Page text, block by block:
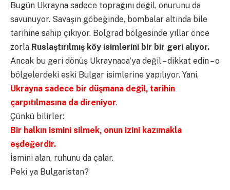
Bugün Ukrayna sadece toprağını değil, onurunu da
savunuyor. Savaşın göbeğinde, bombalar altında bile
tarihine sahip çıkıyor. Bolgrad bölgesinde yıllar önce
zorla Ruslaştırılmış köy isimlerini bir bir geri alıyor.
Ancak bu geri dönüş Ukraynaca’ya değil – dikkat edin – o
bölgelerdeki eski Bulgar isimlerine yapılıyor. Yani,
Ukrayna sadece bir düşmana değil, tarihin
çarpıtılmasına da direniyor.
Çünkü bilirler:
Bir halkın ismini silmek, onun izini kazımakla
eşdeğerdir.
İsmini alan, ruhunu da çalar.
Peki ya Bulgaristan?